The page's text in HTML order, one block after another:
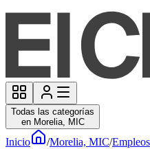
Todas las categorías
en Morelia, MIC
Inicio /Morelia, MIC/Empleos